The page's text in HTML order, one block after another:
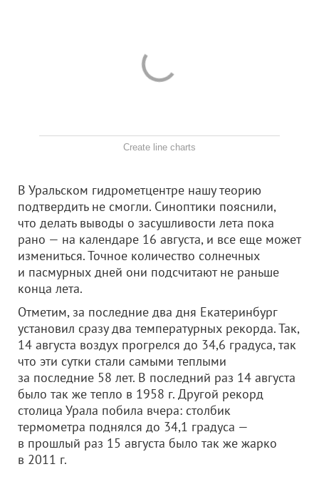
Create line charts
В Уральском гидрометцентре нашу теорию
подтвердить не смогли. Синоптики пояснили,
что делать выводы о засушливости лета пока
рано — на календаре 16 августа, и все еще может
измениться. Точное количество солнечных
и пасмурных дней они подсчитают не раньше
конца лета.
Отметим, за последние два дня Екатеринбург
установил сразу два температурных рекорда. Так,
14 августа воздух прогрелся до 34,6 градуса, так
что эти сутки стали самыми теплыми
за последние 58 лет. В последний раз 14 августа
было так же тепло в 1958 г. Другой рекорд
столица Урала побила вчера: столбик
термометра поднялся до 34,1 градуса —
в прошлый раз 15 августа было так же жарко
в 2011 г.